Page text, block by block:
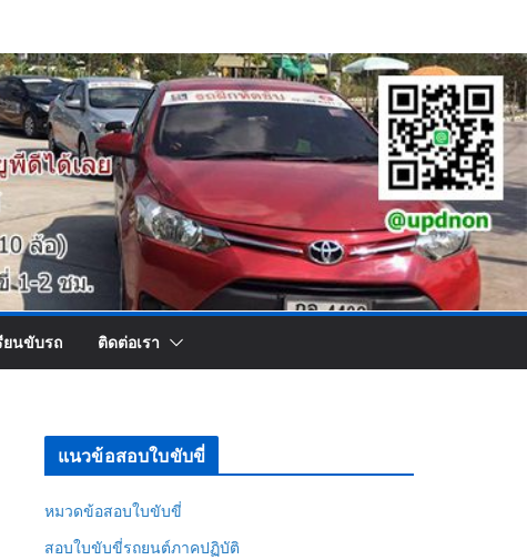
ยนขับรถ ติดต่อเรา
แนวข้อสอบใบขับขี่
หมวดข้อสอบใบขับขี่
สอบใบขับขี่รถยนต์ภาคปฏิบัติ